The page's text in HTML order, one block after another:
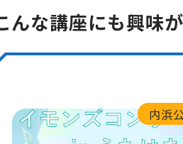
んな講座にも興味
内浜